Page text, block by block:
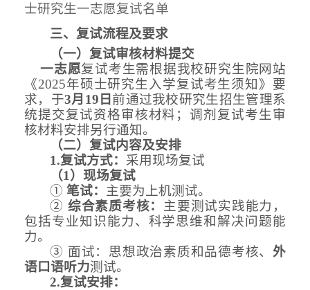
士研究生一志愿复试名单
三、复试流程及要求
（一）复试审核材料提交
一志愿复试考生需根据我校研究生院网站
《2025年硕士研究生入学复试考生须知》要
求，于3月19日 前通过我校研究生招生管理系
统提交复试资格审核材料；调剂复试考生审
核材料安排另行通知。
（二） 复试内容及安排
1.复试方式： 采用现场复试
（1） 现场复试
① 笔试： 主要为 上机测试。
② 综合素质考核： 主要测试实践能力，
包括专业知识能力、 科学思维和解决问题能
力。
③ 面试：思想政治素质和品德考核、外
语口语听力测试。
2.复试安排：